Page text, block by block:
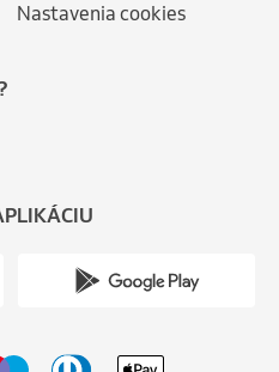
Nastavenia cookies